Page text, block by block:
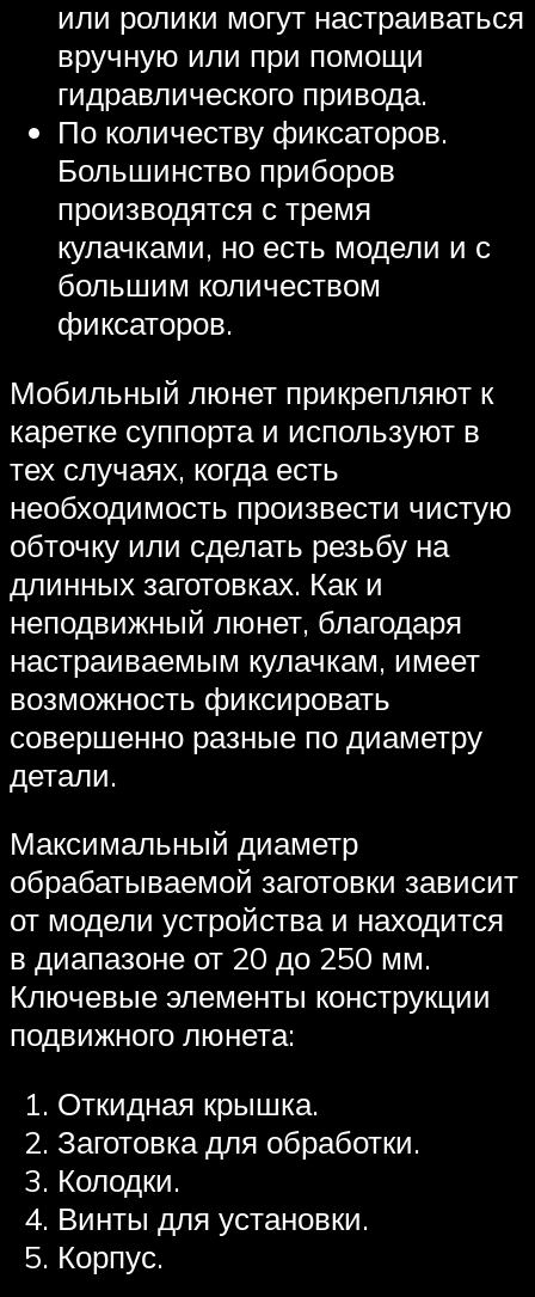
или ролики могут настраиваться
вручную или при помощи
гидравлического привода.
По количеству фиксаторов.
Большинство приборов
производятся с тремя
кулачками, но есть модели и с
большим количеством
фиксаторов.
Мобильный люнет прикрепляют к
каретке суппорта и используют в
тех случаях, когда есть
необходимость произвести чистую
обточку или сделать резьбу на
длинных заготовках. Как и
неподвижный люнет, благодаря
настраиваемым кулачкам, имеет
возможность фиксировать
совершенно разные по диаметру
детали.
Максимальный диаметр
обрабатываемой заготовки зависит
от модели устройства и находится
в диапазоне от 20 до 250 мм.
Ключевые элементы конструкции
подвижного люнета:
Откидная крышка.
Заготовка для обработки.
Колодки.
Винты для установки.
Корпус.